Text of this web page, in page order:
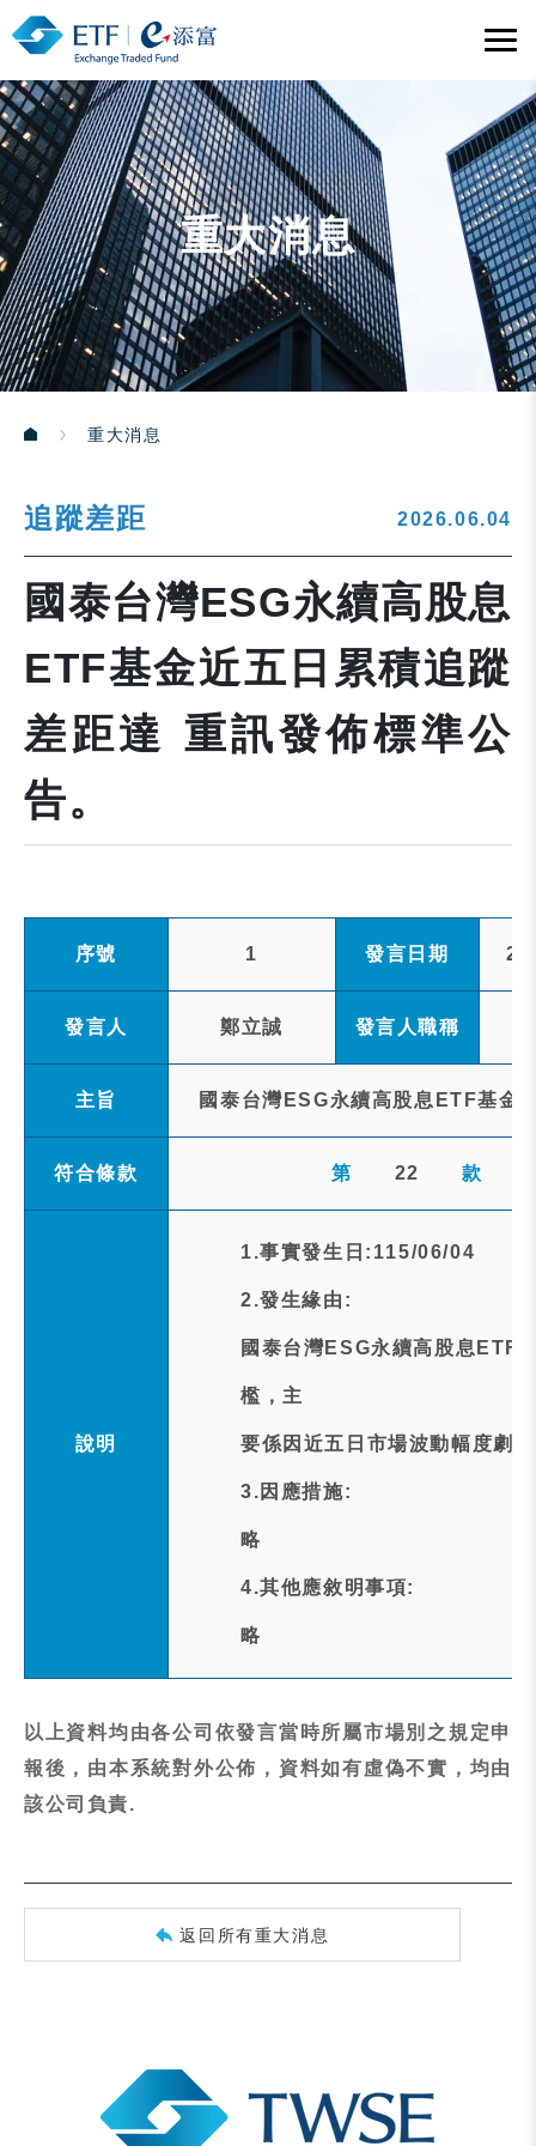
重大消息
重大消息
追蹤差距 2026.06.04
國泰台灣ESG永續高股息
ETF基金近五日累積追蹤
差距達 重訊發佈標準公
告。
序號 1 發言日期
發言人 鄭立誠 發言人職稱
主旨 國泰台灣ESG永續高股息ETF基金
符合條款 第 22 款
說明
1.事實發生日:115/06/04
2.發生緣由:
國泰台灣ESG永續高股息ETF
檻，主
要係因近五日市場波動幅度劇
3.因應措施:
略
4.其他應敘明事項:
略
以上資料均由各公司依發言當時所屬市場別之規定申
報後，由本系統對外公佈，資料如有虛偽不實，均由
該公司負責.
返回所有重大消息